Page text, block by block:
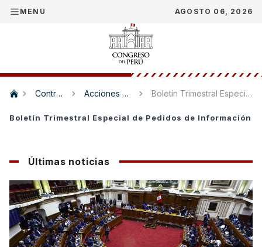
MENU AGOSTO 06, 2026
Control político Acciones Parlamentarias Boletín Trimestral Especial de Pedidos de Información
Boletín Trimestral Especial de Pedidos de Información
Últimas noticias